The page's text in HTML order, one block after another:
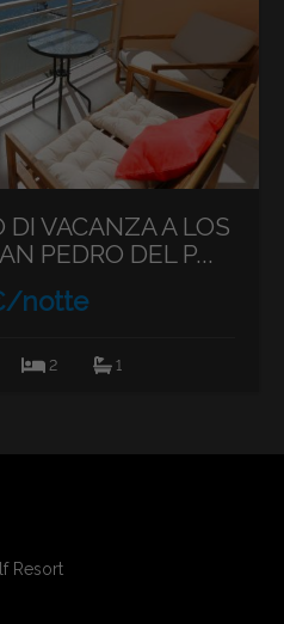
VACANZA A LOS
PEDRO DEL P...
notte
2 1
Resort